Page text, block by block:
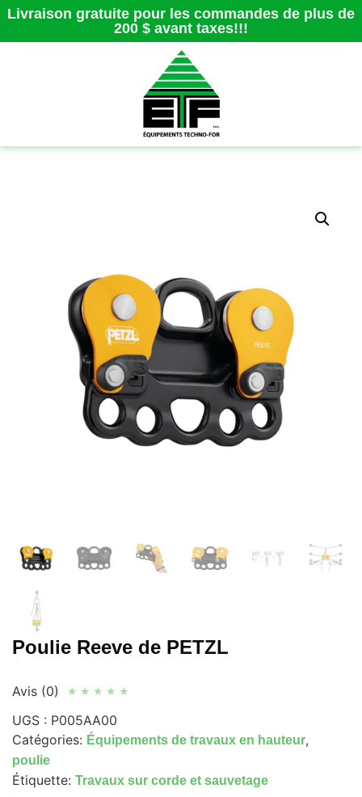
Livraison gratuite pour les commandes de plus de
200 $ avant taxes!!!
Poulie Reeve de PETZL
Avis (0) ★ ★ ★ ★ ★
UGS : P005AA00
Catégories: Équipements de travaux en hauteur,
poulie
Étiquette: Travaux sur corde et sauvetage